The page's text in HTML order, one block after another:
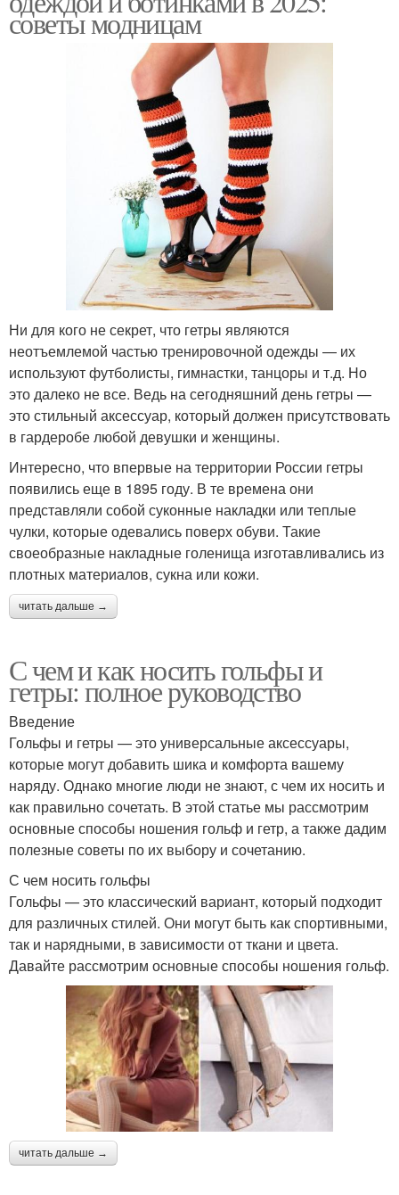
советы модницам
Ни для кого не секрет, что гетры являются
неотъемлемой частью тренировочной одежды — их
используют футболисты, гимнастки, танцоры и т.д. Но
это далеко не все. Ведь на сегодняшний день гетры —
это стильный аксессуар, который должен присутствовать
в гардеробе любой девушки и женщины.
Интересно, что впервые на территории России гетры
появились еще в 1895 году. В те времена они
представляли собой суконные накладки или теплые
чулки, которые одевались поверх обуви. Такие
своеобразные накладные голенища изготавливались из
плотных материалов, сукна или кожи.
читать дальше →
С чем и как носить гольфы и
гетры: полное руководство
Введение
Гольфы и гетры — это универсальные аксессуары,
которые могут добавить шика и комфорта вашему
наряду. Однако многие люди не знают, с чем их носить и
как правильно сочетать. В этой статье мы рассмотрим
основные способы ношения гольф и гетр, а также дадим
полезные советы по их выбору и сочетанию.
С чем носить гольфы
Гольфы — это классический вариант, который подходит
для различных стилей. Они могут быть как спортивными,
так и нарядными, в зависимости от ткани и цвета.
Давайте рассмотрим основные способы ношения гольф.
читать дальше →